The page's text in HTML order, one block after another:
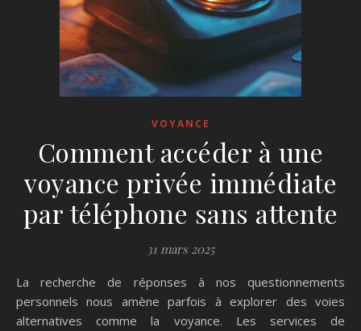
VOYANCE
Comment accéder à une
voyance privée immédiate
par téléphone sans attente
31 mars 2025
La recherche de réponses à nos questionnements
personnels nous amène parfois à explorer des voies
alternatives comme la voyance. Les services de